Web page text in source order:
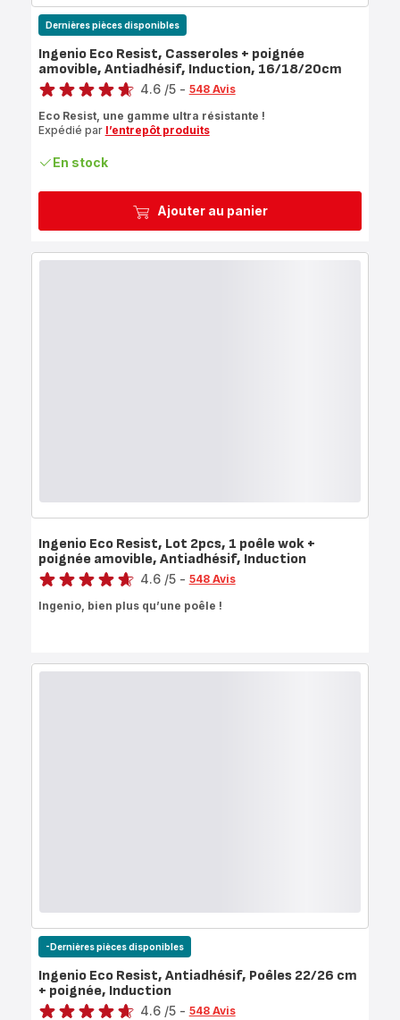
Ajouter au panier
Dernières pièces disponibles
Ingenio Eco Resist, Casseroles + poignée
amovible, Antiadhésif, Induction, 16/18/20cm
Note
4.6 /5 - 548 Avis
Eco Resist, une gamme ultra résistante !
Expédié par l’entrepôt produits
En stock
Ingenio Eco Resist, Lot 2pcs, 1 poêle wok +
poignée amovible, Antiadhésif, Induction
Note
4.6 /5 - 548 Avis
Ingenio, bien plus qu’une poêle !
-Dernières pièces disponibles
Ingenio Eco Resist, Antiadhésif, Poêles 22/26 cm
+ poignée, Induction
Note
4.6 /5 - 548 Avis